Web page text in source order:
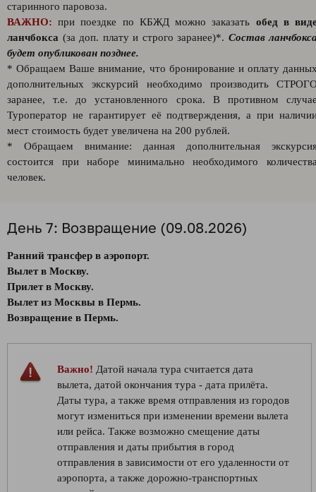
старинного паровоза.
ВАЖНО: при поездке по КБЖД можно заказать обед в
ланчбокса (за доп. плату и строго заранее)*. Состав
будет опубликован позднее.
* Обращаем Ваше внимание, что бронирование и оплату
дополнительных экскурсий необходимо производить
заранее, т.е. до установленного срока. В противном
Туроператор не гарантирует её подтверждения, а при
мест стоимость будет увеличена на 200 рублей.
* Обращаем внимание: данная дополнительная
состоится при наборе минимально необходимого
человек.
День 7: Возвращение (09.08.2026)
Ранний трансфер в аэропорт.
Вылет в Москву.
Прилет в Москву.
Вылет из Москвы в Пермь.
Возвращение в Пермь.
Важно! Датой начала тура считается дата
вылета, датой окончания тура - дата прилёта.
Даты тура, а также время отправления из городов
могут измениться при изменении времени вылета
или рейса. Также возможно смещение даты
отправления и даты прибытия в город
отправления в зависимости от его удаленности от
аэропорта, а также дорожно-транспортных